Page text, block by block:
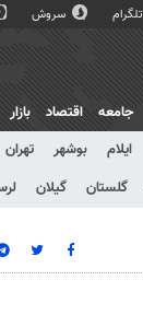
تلگرام سروش
جامعه اقتصاد بازار
ایلام بوشهر تهران
گلستان گیلان